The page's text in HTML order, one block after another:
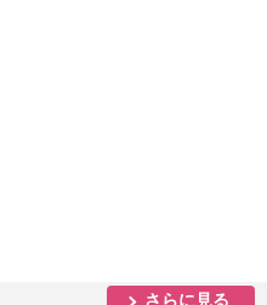
さらに見る